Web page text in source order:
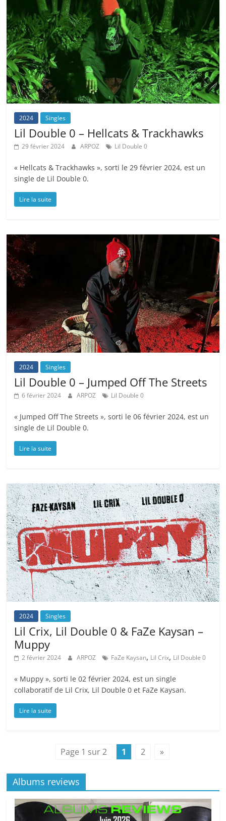
2024 Singles
Lil Double 0 – Hellcats & Trackhawks
29 février 2024 ARPOZ Lil Double 0
« Hellcats & Trackhawks », sorti le 29 février 2024, est un
single de Lil Double 0.
Lire la suite
2024 Singles
Lil Double 0 – Jumped Off The Streets
6 février 2024 ARPOZ Lil Double 0
« Jumped Off The Streets », sorti le 06 février 2024, est un
single de Lil Double 0.
Lire la suite
2024 Singles
Lil Crix, Lil Double 0 & FaZe Kaysan –
Muppy
2 février 2024 ARPOZ FaZe Kaysan, Lil Crix, Lil Double 0
« Muppy », sorti le 02 février 2024, est un single
collaboratif de Lil Crix, Lil Double 0 et FaZe Kaysan.
Lire la suite
Page 1 sur 2 1 2 »
Albums reviews